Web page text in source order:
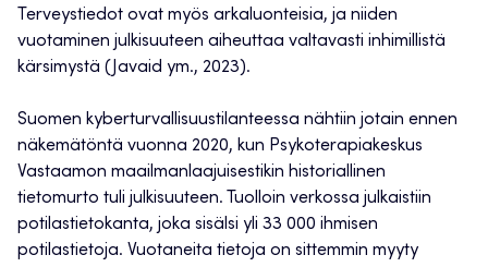
Terveystiedot ovat myös arkaluonteisia, ja niiden
vuotaminen julkisuuteen aiheuttaa valtavasti inhimillistä
kärsimystä (Javaid ym., 2023).
Suomen kyberturvallisuustilanteessa nähtiin jotain ennen
näkemätöntä vuonna 2020, kun Psykoterapiakeskus
Vastaamon maailmanlaajuisestikin historiallinen
tietomurto tuli julkisuuteen. Tuolloin verkossa julkaistiin
potilastietokanta, joka sisälsi yli 33 000 ihmisen
potilastietoja. Vuotaneita tietoja on sittemmin myyty